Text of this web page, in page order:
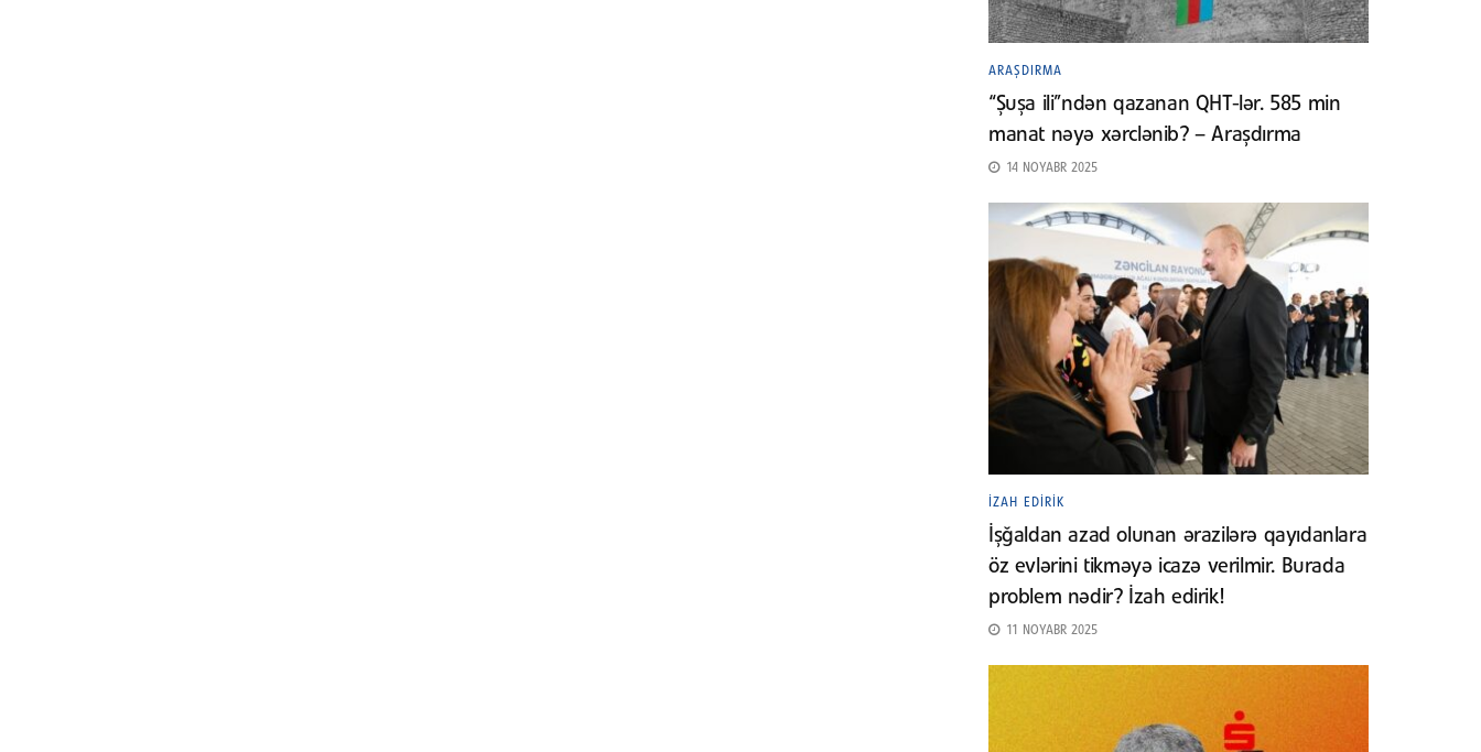
ARAŞDIRMA
“Şuşa ili”ndən qazanan QHT-lər. 585 min
manat nəyə xərclənib? – Araşdırma
14 NOYABR 2025
İZAH EDIRIK
İşğaldan azad olunan ərazilərə qayıdanlara
öz evlərini tikməyə icazə verilmir. Burada
problem nədir? İzah edirik!
11 NOYABR 2025